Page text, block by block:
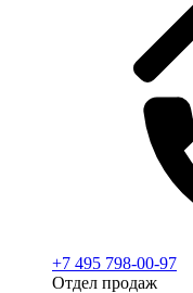
+7 495 798-00-97
Отдел продаж